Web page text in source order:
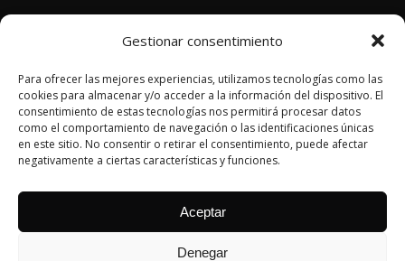
Gestionar consentimiento
Para ofrecer las mejores experiencias, utilizamos tecnologías como las
cookies para almacenar y/o acceder a la información del dispositivo. El
consentimiento de estas tecnologías nos permitirá procesar datos
como el comportamiento de navegación o las identificaciones únicas
en este sitio. No consentir o retirar el consentimiento, puede afectar
negativamente a ciertas características y funciones.
Aceptar
Denegar
POLÍTICA DE PRIVACIDAD
MAIL: info@sentidoinverso.org
Av. de Madrid, 11, Beiro, 18012 Granada